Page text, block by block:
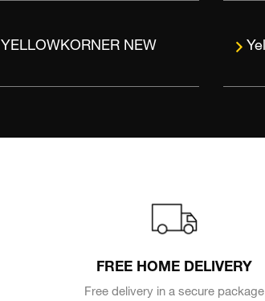
YELLOWKORNER NEW
FREE HOME DELIVERY
Free delivery in a secure package